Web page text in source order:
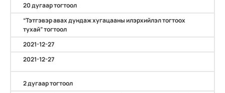
20 дугаар тогтоол
“Тэтгэвэр авах дундаж хугацааны илэрхийлэл тогтоох
тухай” тогтоол
2021-12-27
2021-12-27
2 дугаар тогтоол